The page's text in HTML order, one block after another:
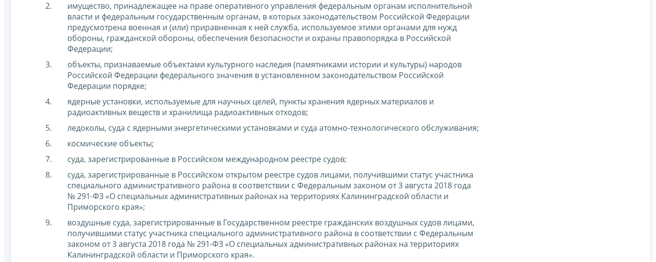
имущество, принадлежащее на праве оперативного управления федеральным органам исполнительной
власти и федеральным государственным органам, в которых законодательством Российской Федерации
предусмотрена военная и (или) приравненная к ней служба, используемое этими органами для нужд
обороны, гражданской обороны, обеспечения безопасности и охраны правопорядка в Российской
Федерации;
объекты, признаваемые объектами культурного наследия (памятниками истории и культуры) народов
Российской Федерации федерального значения в установленном законодательством Российской
Федерации порядке;
ядерные установки, используемые для научных целей, пункты хранения ядерных материалов и
радиоактивных веществ и хранилища радиоактивных отходов;
ледоколы, суда с ядерными энергетическими установками и суда атомно-технологического обслуживания;
космические объекты;
суда, зарегистрированные в Российском международном реестре судов;
суда, зарегистрированные в Российском открытом реестре судов лицами, получившими статус участника
специального административного района в соответствии с Федеральным законом от 3 августа 2018 года
№ 291-ФЗ «О специальных административных районах на территориях Калининградской области и
Приморского края»;
воздушные суда, зарегистрированные в Государственном реестре гражданских воздушных судов лицами,
получившими статус участника специального административного района в соответствии с Федеральным
законом от 3 августа 2018 года № 291-ФЗ «О специальных административных районах на территориях
Калининградской области и Приморского края».